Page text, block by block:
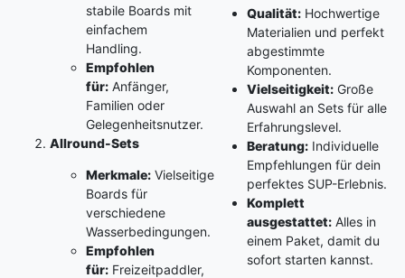
stabile Boards mit
einfachem
Handling.
Empfohlen
für: Anfänger,
Familien oder
Gelegenheitsnutzer.
Allround-Sets
Merkmale: Vielseitige
Boards für
verschiedene
Wasserbedingungen.
Empfohlen
für: Freizeitpaddler,
Qualität:Hochwertige
Materialien und perfekt
abgestimmte
Komponenten.
Vielseitigkeit:Große
Auswahl an Sets für alle
Erfahrungslevel.
Beratung:Individuelle
Empfehlungen für dein
perfektes SUP-Erlebnis.
Komplett
ausgestattet:Alles in
einem Paket, damit du
sofort starten kannst.